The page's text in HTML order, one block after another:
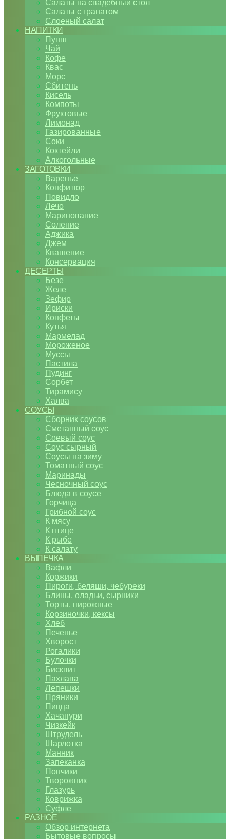
Салаты на свадебный стол
Салаты с гранатом
Слоеный салат
НАПИТКИ
Пунш
Чай
Кофе
Квас
Морс
Сбитень
Кисель
Компоты
Фруктовые
Лимонад
Газированные
Соки
Коктейли
Алкогольные
ЗАГОТОВКИ
Варенье
Конфитюр
Повидло
Лечо
Маринование
Соление
Аджика
Джем
Квашение
Консервация
ДЕСЕРТЫ
Безе
Желе
Зефир
Ириски
Конфеты
Кутья
Мармелад
Мороженое
Муссы
Пастила
Пудинг
Сорбет
Тирамису
Халва
СОУСЫ
Сборник соусов
Сметанный соус
Соевый соус
Соус сырный
Соусы на зиму
Томатный соус
Маринады
Чесночный соус
Блюда в соусе
Горчица
Грибной соус
К мясу
К птице
К рыбе
К салату
ВЫПЕЧКА
Вафли
Коржики
Пироги, беляши, чебуреки
Блины, оладьи, сырники
Торты, пирожные
Корзиночки, кексы
Хлеб
Печенье
Хворост
Рогалики
Булочки
Бисквит
Пахлава
Лепешки
Пряники
Пицца
Хачапури
Чизкейк
Штрудель
Шарлотка
Манник
Запеканка
Пончики
Творожник
Глазурь
Коврижка
Суфле
РАЗНОЕ
Обзор интернета
Бытовые вопросы